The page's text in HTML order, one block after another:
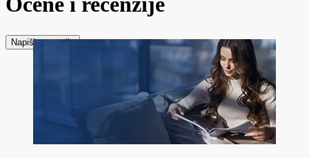
Napiši recenziju